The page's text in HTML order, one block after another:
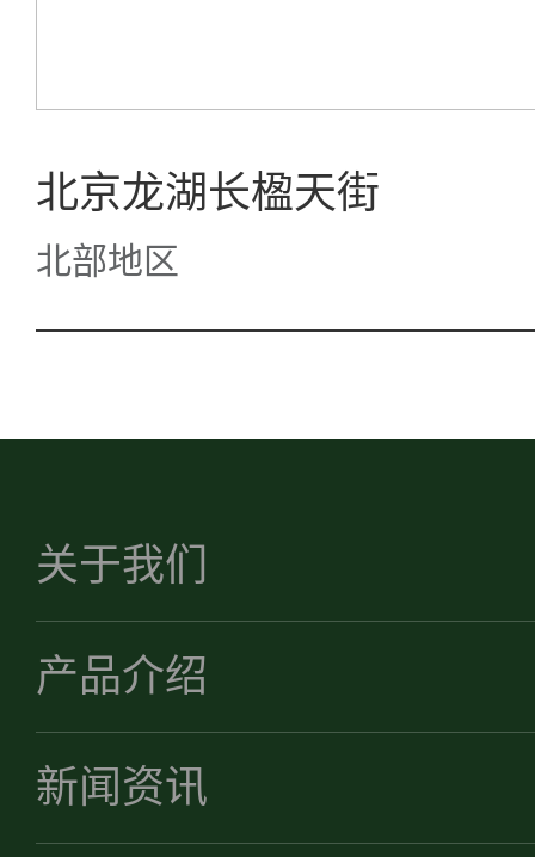
北京龙湖长楹天街
北部地区
关于我们
产品介绍
新闻资讯